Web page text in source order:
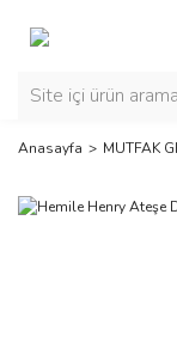
Anasayfa MUTFAK